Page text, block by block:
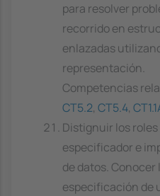
para resolver
recorrido en
enlazadas
representación.
Competencias
CT5.2, CT5.4,
Distignuir los
especificador e
de datos. Conocer
especificación de